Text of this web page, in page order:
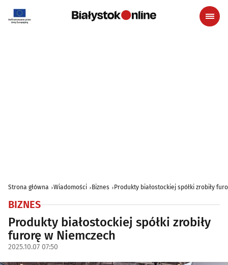
Strona główna Wiadomości Biznes Produkty białostockiej spółki zrobiły
BIZNES
Produkty białostockiej spółki zrobiły
furorę w Niemczech
2025.10.07 07:50